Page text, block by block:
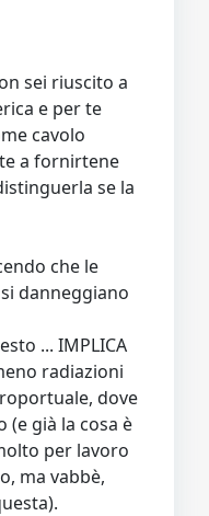
sei riuscito a
e per te
cavolo
a fornirtene
se la
che le
danneggiano
... IMPLICA
radiazioni
dove
(e già la cosa è
per lavoro
ma vabbè,